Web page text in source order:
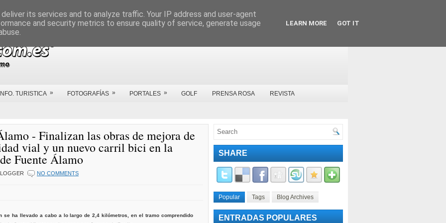
INFO. TURISTICA » FOTOGRAFÍAS » PORTALES » GOLF PRENSA ROSA REVISTA
- Finalizan las obras de mejora de
vial y un nuevo carril bici en la
Fuente Álamo
NO COMMENTS
se ha llevado a cabo a lo largo de 2,4 kilómetros, en el tramo comprendido
SHARE
Popular Tags Blog Archives
ENTRADAS POPULARES
its services and to analyze traffic. Your IP address and user-agent
and security metrics to ensure quality of service, generate usage
LEARN MORE GOT IT